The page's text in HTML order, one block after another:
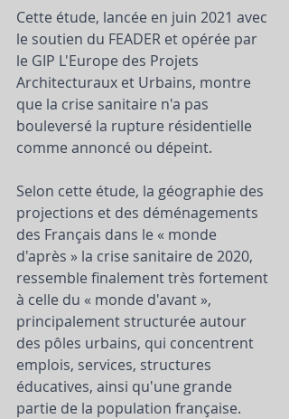
Cette étude, lancée en juin 2021 avec
le soutien du FEADER et opérée par
le GIP L'Europe des Projets
Architecturaux et Urbains, montre
que la crise sanitaire n'a pas
bouleversé la rupture résidentielle
comme annoncé ou dépeint.
Selon cette étude, la géographie des
projections et des déménagements
des Français dans le « monde
d'après » la crise sanitaire de 2020,
ressemble finalement très fortement
à celle du « monde d'avant »,
principalement structurée autour
des pôles urbains, qui concentrent
emplois, services, structures
éducatives, ainsi qu'une grande
partie de la population française.